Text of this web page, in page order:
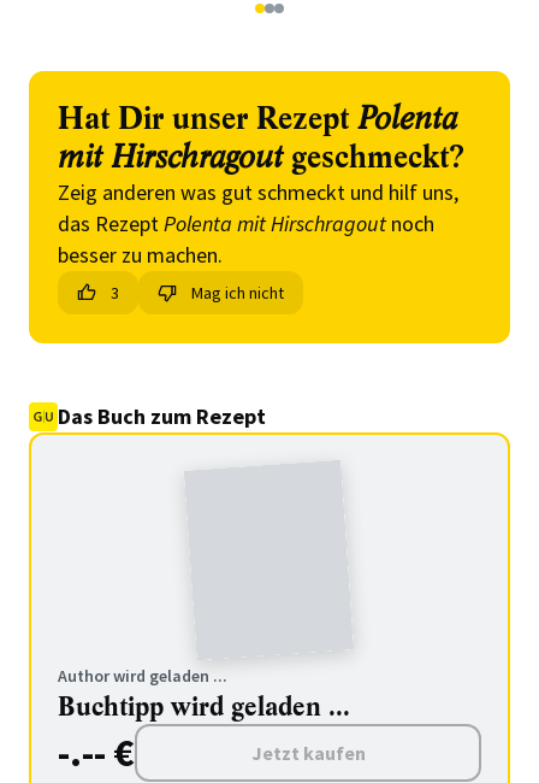
123
Hat Dir unser Rezept Polenta
mit Hirschragoutgeschmeckt?
Zeig anderen was gut schmeckt und hilf uns,
das RezeptPolenta mit Hirschragout noch
besser zu machen.
3 Mag ich nicht
Das Buch zum Rezept
Author wird geladen ...
Buchtipp wird geladen ...
-.-- € Jetzt kaufen